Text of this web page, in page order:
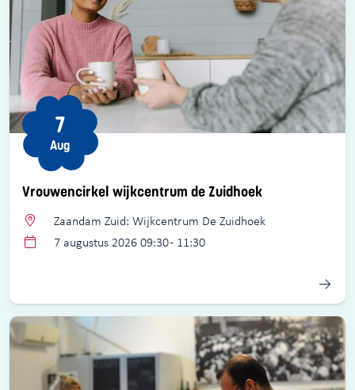
Vrouwencirkel wijkcentrum de Zuidhoek
7
Aug
Zaandam Zuid: Wijkcentrum De Zuidhoek
7 augustus 2026 09:30 - 11:30